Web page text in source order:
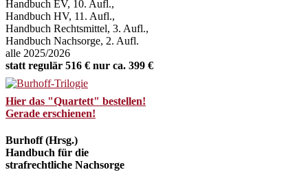
Handbuch EV, 10. Aufl.,
Handbuch HV, 11. Aufl.,
Handbuch Rechtsmittel, 3. Aufl.,
Handbuch Nachsorge, 2. Aufl.
alle 2025/2026
statt regulär 516 € nur ca. 399 €
Hier das "Quartett" bestellen!
Gerade erschienen!
Burhoff (Hrsg.)
Handbuch für die
strafrechtliche Nachsorge